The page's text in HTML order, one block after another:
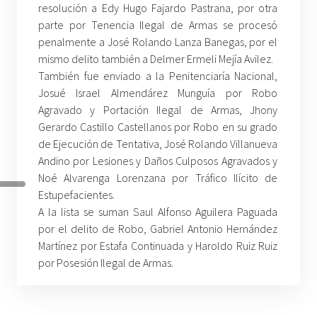
resolución a Edy Hugo Fajardo Pastrana, por otra
parte por Tenencia Ilegal de Armas se procesó
penalmente a José Rolando Lanza Banegas, por el
mismo delito también a Delmer Ermeli Mejía Avilez.
También fue enviado a la Penitenciaría Nacional,
Josué Israel Almendárez Munguía por Robo
Agravado y Portación Ilegal de Armas, Jhony
Gerardo Castillo Castellanos por Robo en su grado
de Ejecución de Tentativa, José Rolando Villanueva
Andino por Lesiones y Daños Culposos Agravados y
Noé Alvarenga Lorenzana por Tráfico Ilícito de
Estupefacientes.
A la lista se suman Saul Alfonso Aguilera Paguada
por el delito de Robo, Gabriel Antonio Hernández
Martínez por Estafa Continuada y Haroldo Ruiz Ruiz
por Posesión Ilegal de Armas.